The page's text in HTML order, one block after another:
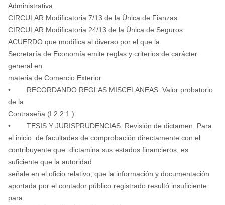
Administrativa
CIRCULAR Modificatoria 7/13 de la Única de Fianzas
CIRCULAR Modificatoria 24/13 de la Única de Seguros
ACUERDO que modifica al diverso por el que la
Secretaría de Economía emite reglas y criterios de carácter
general en
materia de Comercio Exterior
• RECORDANDO REGLAS MISCELANEAS: Valor probatorio
de la
Contraseña (I.2.2.1.)
• TESIS Y JURISPRUDENCIAS: Revisión de dictamen. Para
el inicio de facultades de comprobación directamente con el
contribuyente que dictamina sus estados financieros, es
suficiente que la autoridad
señale en el oficio relativo, que la información y documentación
aportada por el contador público registrado resultó insuficiente
para